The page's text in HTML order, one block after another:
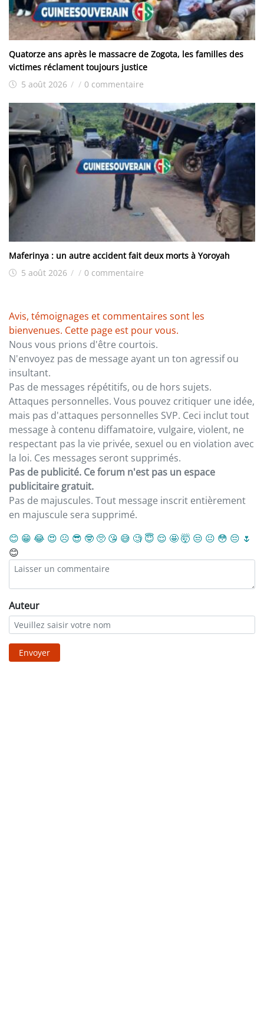
Quatorze ans après le massacre de Zogota, les familles des
victimes réclament toujours justice
5 août 2026 / / 0 commentaire
Maferinya : un autre accident fait deux morts à Yoroyah
5 août 2026 / / 0 commentaire
Avis, témoignages et commentaires sont les
bienvenues. Cette page est pour vous.
Nous vous prions d'être courtois.
N'envoyez pas de message ayant un ton agressif ou
insultant.
Pas de messages répétitifs, ou de hors sujets.
Attaques personnelles. Vous pouvez critiquer une idée,
mais pas d'attaques personnelles SVP. Ceci inclut tout
message à contenu diffamatoire, vulgaire, violent, ne
respectant pas la vie privée, sexuel ou en violation avec
la loi. Ces messages seront supprimés.
Pas de publicité. Ce forum n'est pas un espace
publicitaire gratuit.
Pas de majuscules. Tout message inscrit entièrement
en majuscule sera supprimé.
😊 😁 😂 😍 ☹️ 😎 🤓 🥺 😘 😅 🧐 😇 😌 🤩🤯 😒 😐 😳 😔 🌷
😊
Auteur
Envoyer